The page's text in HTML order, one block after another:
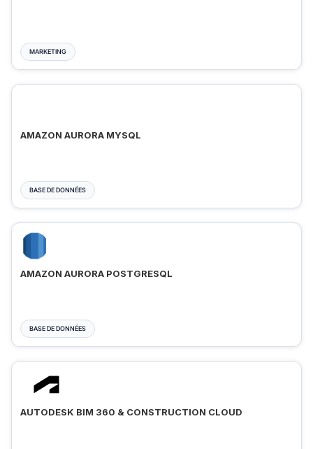
MARKETING
AMAZON AURORA MYSQL
BASE DE DONNÉES
AMAZON AURORA POSTGRESQL
BASE DE DONNÉES
AUTODESK BIM 360 & CONSTRUCTION CLOUD